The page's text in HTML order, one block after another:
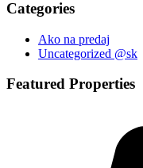
Categories
Ako na predaj
Uncategorized @sk
Featured Properties